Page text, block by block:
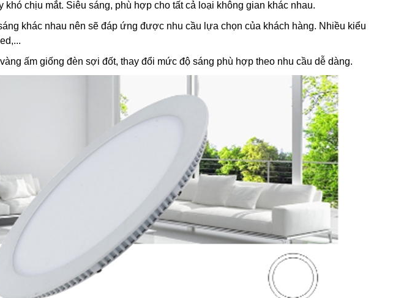
chịu mắt. Siêu sáng, phù hợp cho tất cả loại không gian khác nhau.
khác nhau nên sẽ đáp ứng được nhu cầu lựa chọn của khách hàng. Nhiều kiểu
ấm giống đèn sợi đốt, thay đổi mức độ sáng phù hợp theo nhu cầu dễ dàng.